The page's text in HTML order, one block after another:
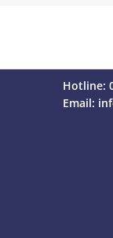
Hotline:
Email: